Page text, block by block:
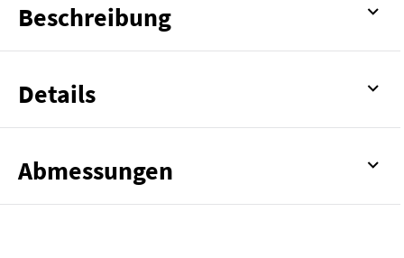
Beschreibung
Details
Abmessungen